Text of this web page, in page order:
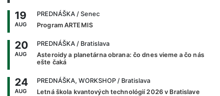
19
AUG
PREDNÁŠKA / Senec
Program ARTEMIS
20
AUG
PREDNÁŠKA / Bratislava
Asteroidy a planetárna obrana: čo dnes vieme a čo nás
ešte čaká
24
AUG
PREDNÁŠKA, WORKSHOP / Bratislava
Letná škola kvantových technológií 2026 v Bratislave